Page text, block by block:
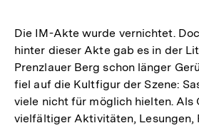
Die IM-Akte wurde vernichtet.
hinter dieser Akte gab es in der
Prenzlauer Berg schon länger
fiel auf die Kultfigur der Szene:
viele nicht für möglich hielten. Als
vielfältiger Aktivitäten, Lesungen,